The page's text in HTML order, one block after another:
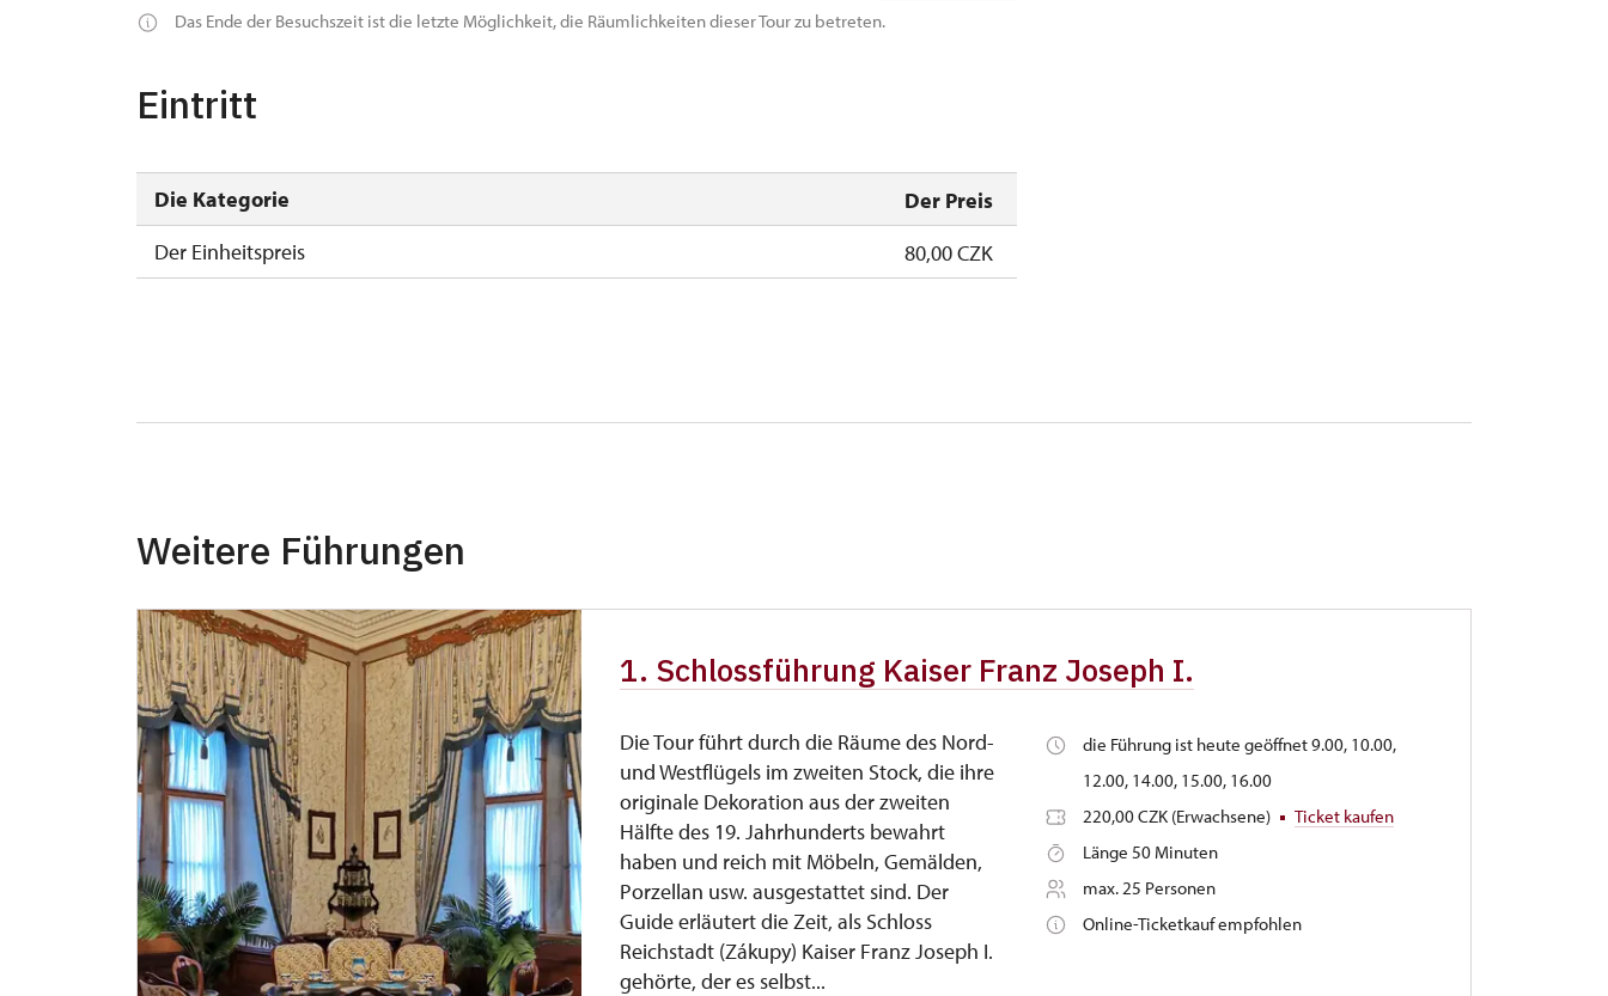
Das Ende der Besuchszeit ist die letzte Möglichkeit, die Räumlichkeiten dieser Tour zu betreten.
Eintritt
Die Kategorie
Der Preis
Der Einheitspreis
80,00 CZK
Weitere Führungen
1. Schlossführung Kaiser Franz Joseph I.
Die Tour führt durch die Räume des Nord-
und Westflügels im zweiten Stock, die ihre
originale Dekoration aus der zweiten
Hälfte des 19. Jahrhunderts bewahrt
haben und reich mit Möbeln, Gemälden,
Porzellan usw. ausgestattet sind. Der
Guide erläutert die Zeit, als Schloss
Reichstadt (Zákupy) Kaiser Franz Joseph I.
gehörte, der es selbst...
die Führung ist heute geöffnet 9.00, 10.00,
12.00, 14.00, 15.00, 16.00
220,00 CZK (Erwachsene)
Ticket kaufen
Länge 50 Minuten
max. 25 Personen
Online-Ticketkauf empfohlen